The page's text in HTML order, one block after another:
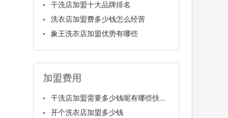
干洗店加盟十大品牌排名
洗衣店加盟费多少钱怎么经营
象王洗衣店加盟优势有哪些
加盟费用
干洗店加盟需要多少钱呢有哪些扶...
开个洗衣店加盟多少钱